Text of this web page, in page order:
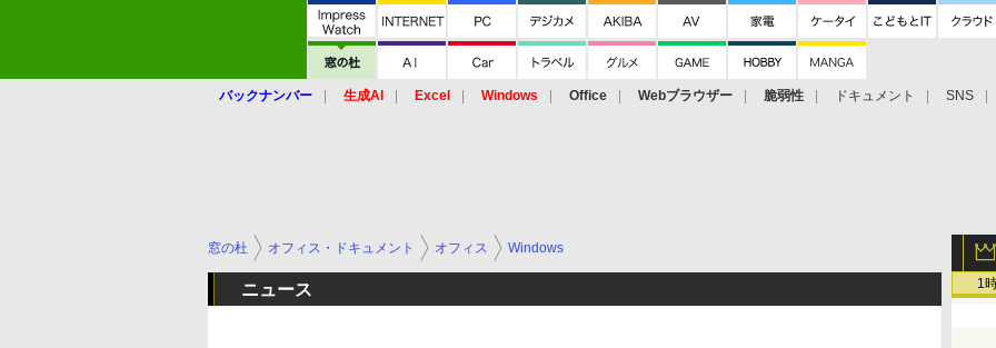
バックナンバー 生成AI Excel Windows Office Webブラウザー 脆弱性 ドキュメント SNS
1
窓の杜 オフィス・ドキュメント オフィス Windows
ニュース